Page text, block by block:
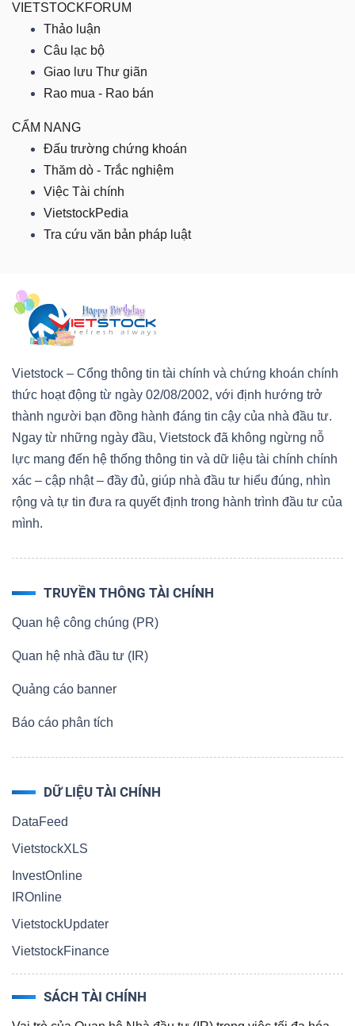
VIETSTOCKFORUM
Thảo luận
Câu lạc bộ
Giao lưu Thư giãn
Rao mua - Rao bán
CẨM NANG
Đấu trường chứng khoán
Thăm dò - Trắc nghiệm
Việc Tài chính
VietstockPedia
Tra cứu văn bản pháp luật
Vietstock – Cổng thông tin tài chính và chứng khoán chính
thức hoạt động từ ngày 02/08/2002, với định hướng trở
thành người bạn đồng hành đáng tin cậy của nhà đầu tư.
Ngay từ những ngày đầu, Vietstock đã không ngừng nỗ
lực mang đến hệ thống thông tin và dữ liệu tài chính chính
xác – cập nhật – đầy đủ, giúp nhà đầu tư hiểu đúng, nhìn
rộng và tự tin đưa ra quyết định trong hành trình đầu tư của
mình.
TRUYỀN THÔNG TÀI CHÍNH
Quan hệ công chúng (PR)
Quan hệ nhà đầu tư (IR)
Quảng cáo banner
Báo cáo phân tích
DỮ LIỆU TÀI CHÍNH
DataFeed
VietstockXLS
InvestOnline
IROnline
VietstockUpdater
VietstockFinance
SÁCH TÀI CHÍNH
NGUYÊN
VẬT
LIỆU
CÔNG
NGHIỆP
DÙNG
KHÔNG
THIẾT
TIÊU
DÙNG
THIẾT
YẾU
CHĂM
KHỎE
TÀI
CÔNG
NGHỆ
THÔNG
TIN